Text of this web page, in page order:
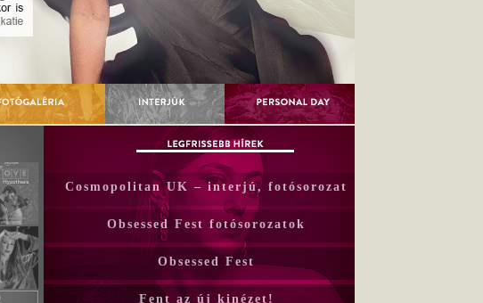
Cosmopolitan UK – interjú, fotósorozat
Obsessed Fest fotósorozatok
Obsessed Fest
Fent az új kinézet!